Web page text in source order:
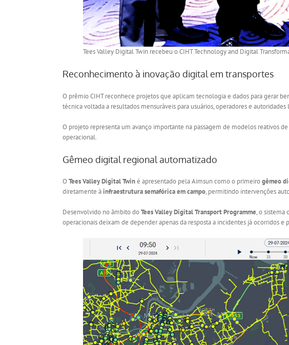
Tees Valley Digital Twin recebeu o CIHT Technology and Digital
Reconhecimento à inovação digital em transportes
O prêmio CIHT reconhece projetos que aplicam tecnologia e dados para gerar
técnica voltada a resultados mensuráveis para usuários, operadores e autoridades
O projeto representa um avanço importante na passagem de modelos reativos
operacional.
Gêmeo digital regional automatizado
O Tees Valley Digital Twiné apresentado pela Aimsun como o primeirogêmeo
diretamente àinfraestrutura semafórica em campo, permitindo intervenções
Desenvolvido no âmbito doTees Valley Digital Transport Programme, o sistema
operacionais deixam de depender apenas da resposta a incidentes já ocorridos